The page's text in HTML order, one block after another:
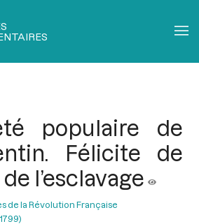
populaire de
Félicite de
l’esclavage
de la Révolution Française